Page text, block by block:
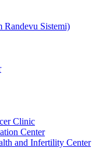
Sistemi)
Clinic
Center
and Infertility Center